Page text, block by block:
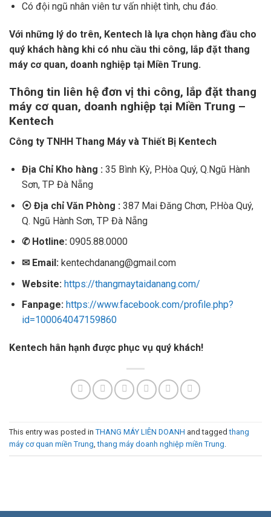
Có đội ngũ nhân viên tư vấn nhiệt tình, chu đáo.
Với những lý do trên, Kentech là lựa chọn hàng đầu cho
quý khách hàng khi có nhu cầu thi công, lắp đặt thang
máy cơ quan, doanh nghiệp tại Miền Trung.
Thông tin liên hệ đơn vị thi công, lắp đặt thang
máy cơ quan, doanh nghiệp tại Miền Trung –
Kentech
Công ty TNHH Thang Máy và Thiết Bị Kentech
Địa Chỉ Kho hàng :35 Bình Kỳ, P.Hòa Quý, Q.Ngũ Hành
Sơn, TP Đà Nẵng
⦿Địa chỉ Văn Phòng : 387 Mai Đăng Chơn, P.Hòa Quý,
Q. Ngũ Hành Sơn, TP Đà Nẵng
✆Hotline:0905.88.0000
✉Email:kentechdanang@gmail.com
Website: https://thangmaytaidanang.com/
Fanpage: https://www.facebook.com/profile.php?
id=100064047159860
Kentech hân hạnh được phục vụ quý khách!
This entry was posted in THANG MÁY LIÊN DOANH and taggedthang
máy cơ quan miền Trung,thang máy doanh nghiệp miền Trung.